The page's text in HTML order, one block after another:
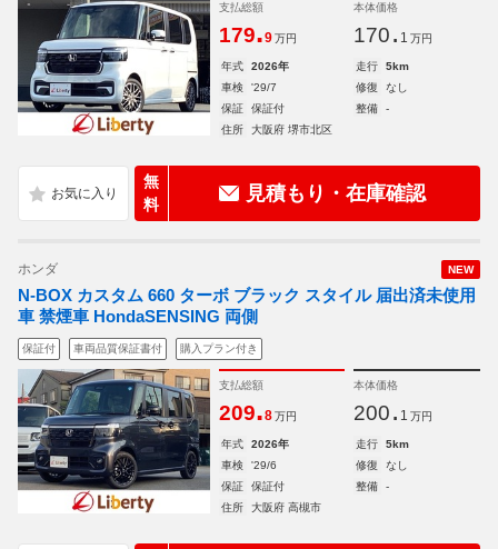
支払総額
179.9 万円
本体価格
170. 1 万円
年式 2026年 走行
5km
車検
'29/7 修復
なし
保証
保証付 整備
-
住所
大阪府 堺市北区
無
料
見積もり・在庫確認
NEW
ホンダ
N-BOX カスタム 660 ターボ ブラック スタイル 届出済未使用
車 禁煙車 HondaSENSING 両側
保証付 車両品質保証書付 購入プラン付き
支払総額
209.8 万円
本体価格
200. 1 万円
年式 2026年 走行
5km
車検
'29/6 修復
なし
保証
保証付 整備
-
住所
大阪府 高槻市